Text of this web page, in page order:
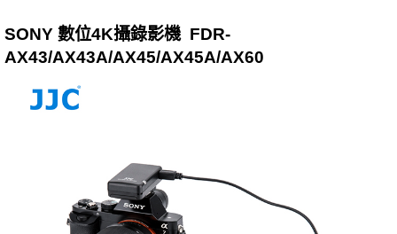
SONY 數位4K攝錄影機 FDR-
AX43/AX43A/AX45/AX45A/AX60